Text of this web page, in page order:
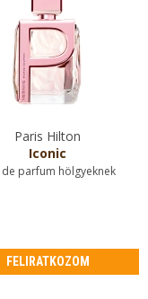
Paris Hilton
Iconic
de parfum hölgyeknek
FELIRATKOZOM